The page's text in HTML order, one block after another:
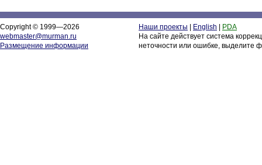
Copyright © 1999—2026
webmaster@murman.ru
Размещение информации
Наши проекты English
PDA
На сайте действует система
неточности или ошибке, выделите